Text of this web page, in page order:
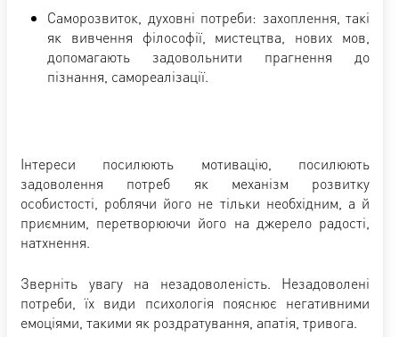
Саморозвиток, духовні потреби: захоплення, такі
як вивчення філософії, мистецтва, нових мов,
допомагають задовольнити прагнення до
пізнання, самореалізації.
Інтереси посилюють мотивацію, посилюють
задоволення потреб як механізм розвитку
особистості, роблячи його не тільки необхідним, а й
приємним, перетворюючи його на джерело радості,
натхнення.
Зверніть увагу на незадоволеність. Незадоволені
потреби, їх види психологія пояснює негативними
емоціями, такими як роздратування, апатія, тривога.